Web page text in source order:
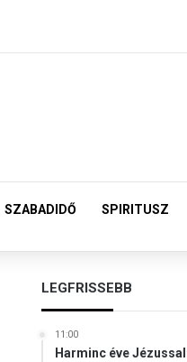
SZABADIDŐ SPIRITUSZ
LEGFRISSEBB
11:00
Harminc éve